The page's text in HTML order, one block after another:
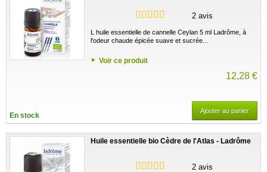
2 avis
L huile essentielle de cannelle Ceylan 5 ml Ladrôme, à
l'odeur chaude épicée suave et sucrée...
Voir ce produit
12,28 €
En stock
Ajouter au panier
Huile essentielle bio Cèdre de l'Atlas - Ladrôme
2 avis